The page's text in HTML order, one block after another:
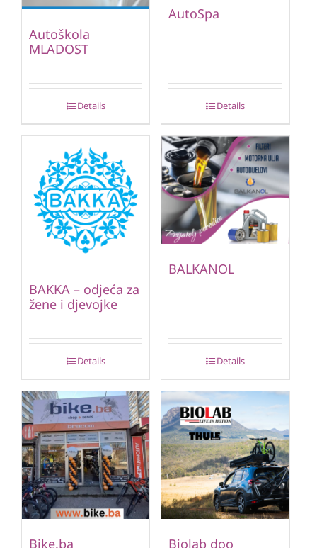
Autoškola
MLADOST
Details
AutoSpa
Details
BAKKA – odjeća za
žene i djevojke
Details
BALKANOL
Details
Bike.ba Biolab doo